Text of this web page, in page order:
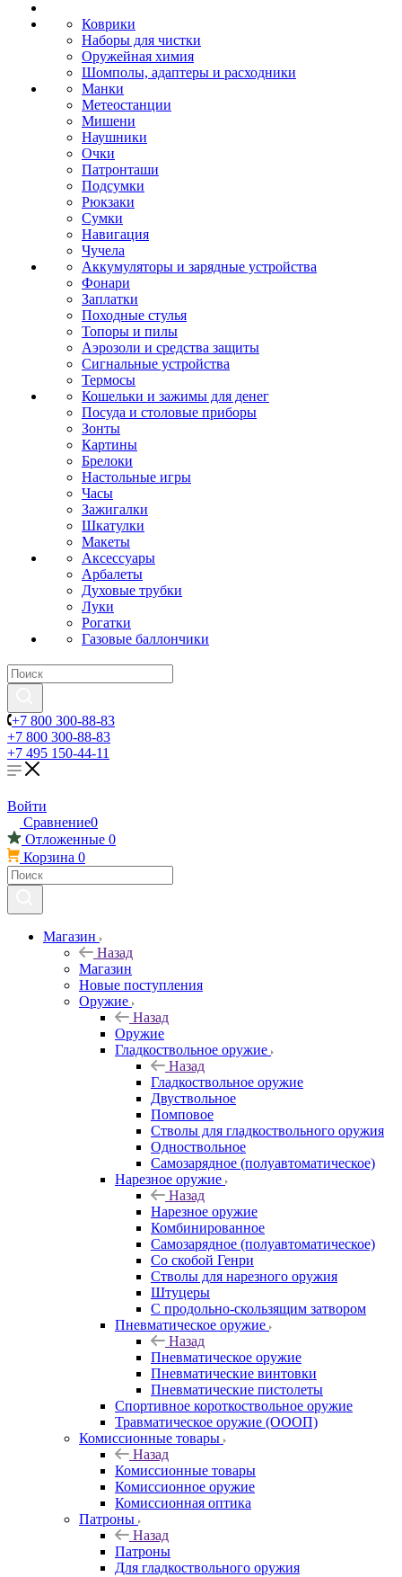
Коврики
Наборы для чистки
Оружейная химия
Шомполы, адаптеры и расходники
Манки
Метеостанции
Мишени
Наушники
Очки
Патронташи
Подсумки
Рюкзаки
Сумки
Навигация
Чучела
Аккумуляторы и зарядные устройства
Фонари
Заплатки
Походные стулья
Топоры и пилы
Аэрозоли и средства защиты
Сигнальные устройства
Термосы
Кошельки и зажимы для денег
Посуда и столовые приборы
Зонты
Картины
Брелоки
Настольные игры
Часы
Зажигалки
Шкатулки
Макеты
Аксессуары
Арбалеты
Духовые трубки
Луки
Рогатки
Газовые баллончики
+7 800 300-88-83
+7 800 300-88-83
+7 495 150-44-11
Войти
Сравнение0
Отложенные 0
Корзина 0
Магазин
Назад
Магазин
Новые поступления
Оружие
Назад
Оружие
Гладкоствольное оружие
Назад
Гладкоствольное оружие
Двуствольное
Помповое
Стволы для гладкоствольного оружия
Одноствольное
Самозарядное (полуавтоматическое)
Нарезное оружие
Назад
Нарезное оружие
Комбинированное
Самозарядное (полуавтоматическое)
Со скобой Генри
Стволы для нарезного оружия
Штуцеры
С продольно-скользящим затвором
Пневматическое оружие
Назад
Пневматическое оружие
Пневматические винтовки
Пневматические пистолеты
Спортивное короткоствольное оружие
Травматическое оружие (ОООП)
Комиссионные товары
Назад
Комиссионные товары
Комиссионное оружие
Комиссионная оптика
Патроны
Назад
Патроны
Для гладкоствольного оружия